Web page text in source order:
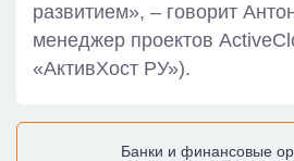
развитием», – говорит
менеджер проектов
«АктивХост РУ»).
Банки и финансовые